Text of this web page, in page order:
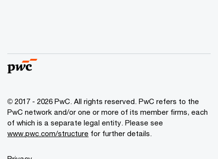
© 2017 - 2026 PwC. All rights reserved. PwC refers to the
PwC network and/or one or more of its member firms, each
of which is a separate legal entity. Please see
www.pwc.com/structure for further details.